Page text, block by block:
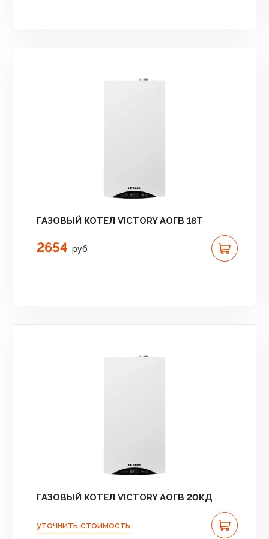
ГАЗОВЫЙ КОТЕЛ VICTORY АОГВ 18T
2654 руб
ГАЗОВЫЙ КОТЕЛ VICTORY АОГВ 20КД
уточнить стоимость